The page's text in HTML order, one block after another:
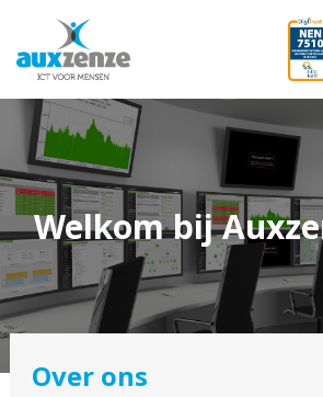
Welkom bij
Over ons